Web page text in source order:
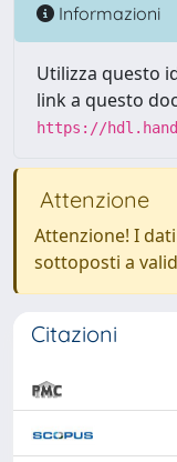
Informazioni
Utilizza questo
link a questo
https://
Attenzione
Attenzione! I
sottoposti a
Citazioni